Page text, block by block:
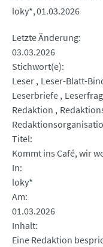
loky* 01.03.2026
Letzte Änderung
03.03.2026
Stichwort(e)
Leser Leser-Blatt-
Leserbriefe
Redaktion
Titel
Kommt ins Café, wir
In
loky*
Am
01.03.2026
Inhalt
Eine Redaktion